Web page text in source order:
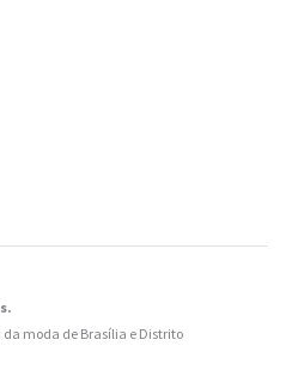
moda de Brasília e Distrito